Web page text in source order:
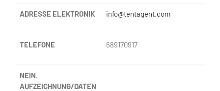
ADRESSE ELEKTRONIK info@tentagent.com
TELEFONE 689170917
NEIN.
AUFZEICHNUNG/DATEN